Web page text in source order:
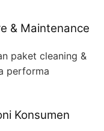
& Maintenance
paket cleaning &
performa
Konsumen